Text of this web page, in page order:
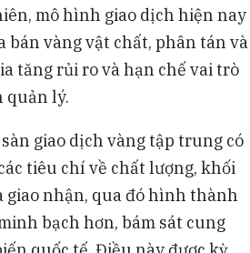
mô hình giao dịch hiện nay
bán vàng vật chất, phân tán và
tăng rủi ro và hạn chế vai trò
quản lý.
giao dịch vàng tập trung có
tiêu chí về chất lượng, khối
giao nhận, qua đó hình thành
bạch hơn, bám sát cung